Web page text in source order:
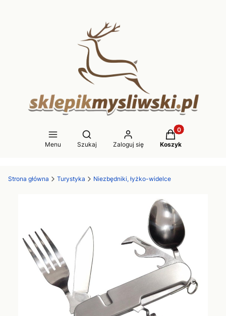
Menu
Otwórz wyszukiwarkę
Szukaj Zaloguj się
Produkty w
Koszyk
Strona główna Turystyka Niezbędniki, łyżko-widelce